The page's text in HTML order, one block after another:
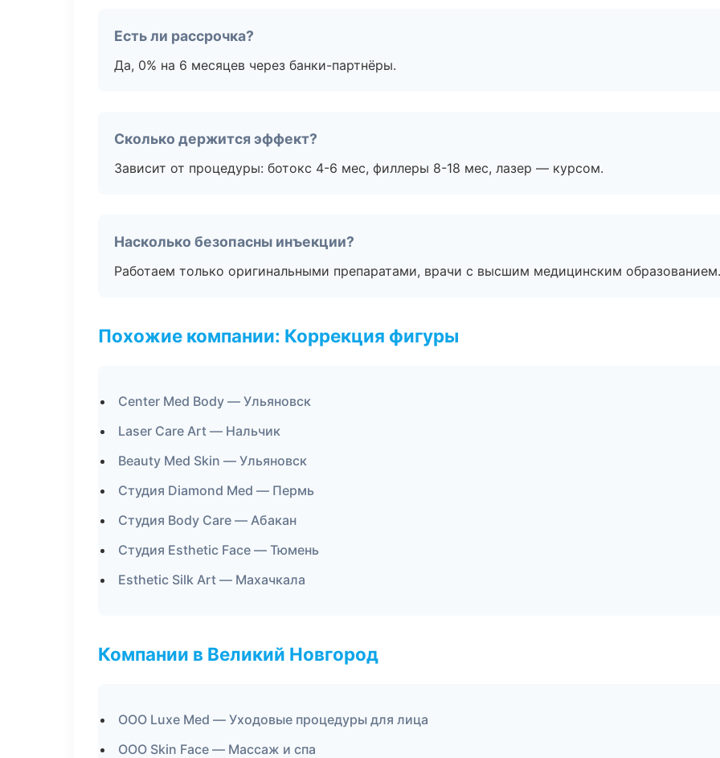
Есть ли рассрочка?
Да, 0% на 6 месяцев через банки-партнёры.
Сколько держится эффект?
Зависит от процедуры: ботокс 4-6 мес, филлеры 8-18 мес, лазер — курсом.
Насколько безопасны инъекции?
Работаем только оригинальными препаратами, врачи с высшим медицинским образованием.
Похожие компании: Коррекция фигуры
Center Med Body — Ульяновск
Laser Care Art — Нальчик
Beauty Med Skin — Ульяновск
Студия Diamond Med — Пермь
Студия Body Care — Абакан
Студия Esthetic Face — Тюмень
Esthetic Silk Art — Махачкала
Компании в Великий Новгород
ООО Luxe Med — Уходовые процедуры для лица
ООО Skin Face — Массаж и спа